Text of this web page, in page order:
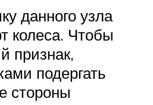
данного узла
колеса. Чтобы
признак,
подергать
стороны